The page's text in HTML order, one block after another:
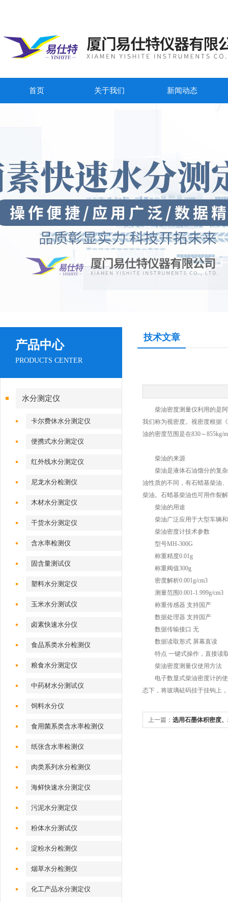
首页 关于我们 新闻动态
产品中心
PRODUCTS CENTER
水分测定仪
卡尔费休水分测定仪
便携式水分测定仪
红外线水分测定仪
尼龙水分检测仪
木材水分测定仪
干货水分测定仪
含水率检测仪
固含量测试仪
塑料水分测定仪
玉米水分测试仪
卤素快速水分仪
食品系类水分检测仪
粮食水分测定仪
中药材水分测试仪
饲料水分仪
食用菌系类含水率检测仪
纸张含水率检测仪
肉类系列水分检测仪
海鲜快速水分测定仪
污泥水分测定仪
粉体水分测试仪
淀粉水分检测仪
烟草水分检测仪
化工产品水分测定仪
技术文章
柴油密度测量仪利用的是阿
我们称为视密度。视密度根据
油的密度范围是在830～855kg/
柴油的来源
柴油是液体石油馏分的复杂
油性质的不同，有石蜡基柴油
柴油。石蜡基柴油也可用作裂
柴油的用途
柴油广泛应用于大型车辆和
柴油密度计技术参数
型号MH-300G
称重精度0.01g
称重阀值300g
密度解析0.001g/cm3
测量范围0.001-1.999g/cm3
称重传感器 支持国产
数据处理器 支持国产
数据传输接口 无
数据读取形式 屏幕直读
特点 一键式操作，直接读
柴油密度测量仪使用方法
电子数显式柴油密度计的使
态下，将玻璃砝码挂于挂钩上
上一篇： 选用石墨体积密度